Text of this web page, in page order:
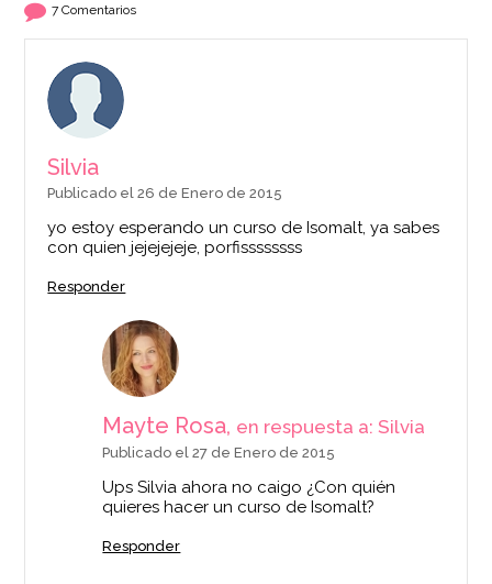
7 Comentarios
Silvia
Publicado el 26 de Enero de 2015
yo estoy esperando un curso de Isomalt, ya sabes
con quien jejejejeje, porfissssssss
Responder
Mayte Rosa, en respuesta a: Silvia
Publicado el 27 de Enero de 2015
Ups Silvia ahora no caigo ¿Con quién
quieres hacer un curso de Isomalt?
Responder